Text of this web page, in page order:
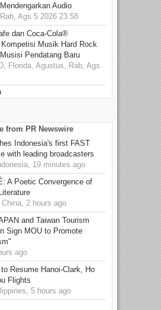
Audio
Ags 5 2026 23.58
dan Coca-Cola®
Kompetisi Musik Hard Rock
Pendatang Baru
Florida, Agustus, Rab, Ags
from PR Newswire
Indonesia's first FAST
with leading broadcasters
19 minutes ago
A Poetic Convergence of
2 hours ago
and Taiwan Tourism
Sign MOU to Promote
ago
Resume Hanoi-Clark, Ho
Flights
5 hours ago